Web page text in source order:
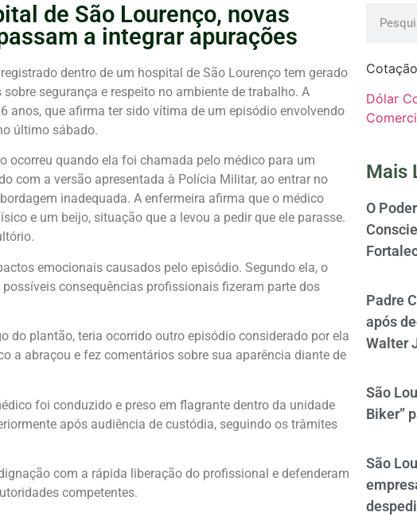
de São Lourenço, novas
a integrar apurações
dentro de um hospital de São Lourenço tem gerado
segurança e respeito no ambiente de trabalho. A
anos, que afirma ter sido vítima de um episódio envolvendo
último sábado.
ocorreu quando ela foi chamada pelo médico para um
com a versão apresentada à Polícia Militar, ao entrar no
inadequada. A enfermeira afirma que o médico
e um beijo, situação que a levou a pedir que ele parasse.
emocionais causados pelo episódio. Segundo ela, o
consequências profissionais fizeram parte dos
do plantão, teria ocorrido outro episódio considerado por ela
a abraçou e fez comentários sobre sua aparência diante de
foi conduzido e preso em flagrante dentro da unidade
após audiência de custódia, seguindo os trâmites
com a rápida liberação do profissional e defenderam
competentes.
Cotação
Dólar
Mais
O
Padre
após
Walter
São
Biker”
São